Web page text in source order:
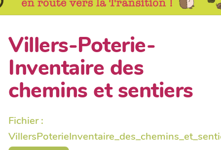
Villers-Poterie-
Inventaire des
chemins et sentiers
Fichier :